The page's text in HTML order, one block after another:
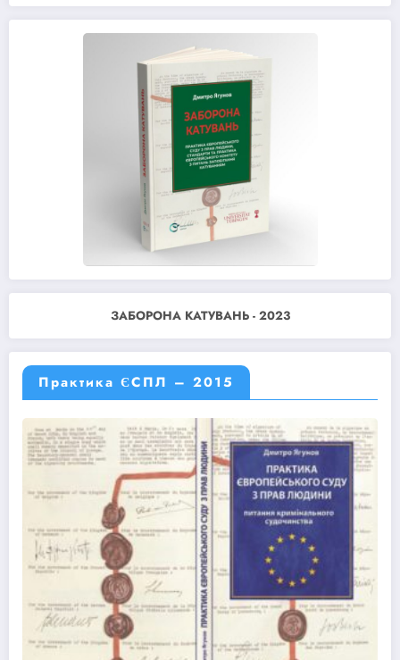
ЗАБОРОНА КАТУВАНЬ - 2023
Практика ЄСПЛ – 2015